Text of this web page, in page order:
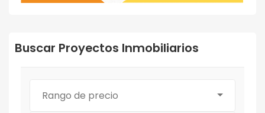
Buscar Proyectos Inmobiliarios
Rango de precio